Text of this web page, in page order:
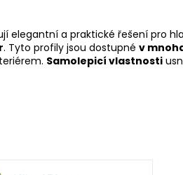
elegantní a praktické řešení pro
. Tyto profily jsou dostupné v
Samolepicí vlastnosti